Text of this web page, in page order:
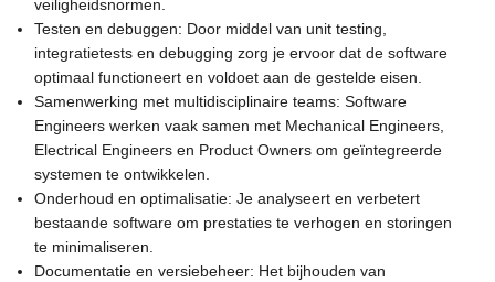
veiligheidsnormen.
Testen en debuggen: Door middel van unit testing,
integratietests en debugging zorg je ervoor dat de software
optimaal functioneert en voldoet aan de gestelde eisen.
Samenwerking met multidisciplinaire teams: Software
Engineers werken vaak samen met Mechanical Engineers,
Electrical Engineers en Product Owners om geïntegreerde
systemen te ontwikkelen.
Onderhoud en optimalisatie: Je analyseert en verbetert
bestaande software om prestaties te verhogen en storingen
te minimaliseren.
Documentatie en versiebeheer: Het bijhouden van